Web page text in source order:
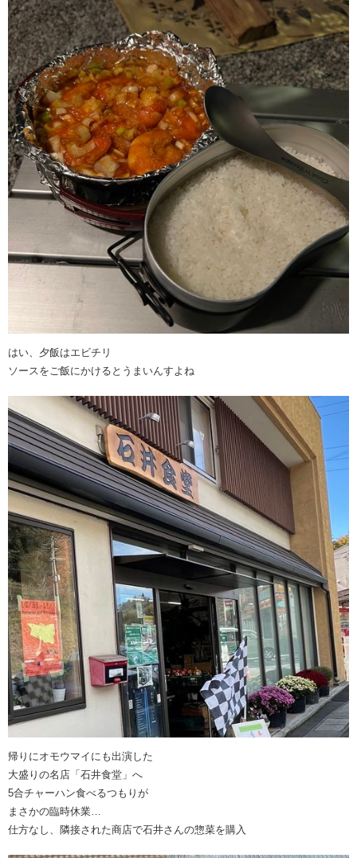
はい、夕飯はエビチリ
ソースをご飯にかけるとうまいんすよね
帰りにオモウマイにも出演した
大盛りの名店「石井食堂」へ
5合チャーハン食べるつもりが
まさかの臨時休業…
仕方なし、隣接された商店で石井さんの惣菜を購入